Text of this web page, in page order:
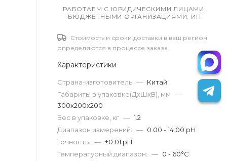
РАБОТАЕМ С ЮРИДИЧЕСКИМИ ЛИЦАМИ,
БЮДЖЕТНЫМИ ОРГАНИЗАЦИЯМИ, ИП
Стоимость и сроки доставки в ваш регион
определяются в процессе заказа
Характеристики
Страна-изготовитель — Китай
Габариты в упаковке(ДxШxВ), мм —
300х200х200
Вес в упаковке, кг — 1.2
Диапазон измерений: — 0.00 - 14.00 pH
Точность: — ±0.01 pH
Температурный диапазон: — 0 - 60°C